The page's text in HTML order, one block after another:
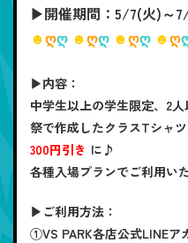
▶開催期間：5/7(火)～
☻ღღ ☻ღღ ☻ღღ ☻ღ
▶内容：
中学生以上の学生限定、2
祭で作成したクラスTシャ
300円引き に♪
各種入場プランでご利用い
▶ご利用方法：
①VS PARK各店公式LINEア